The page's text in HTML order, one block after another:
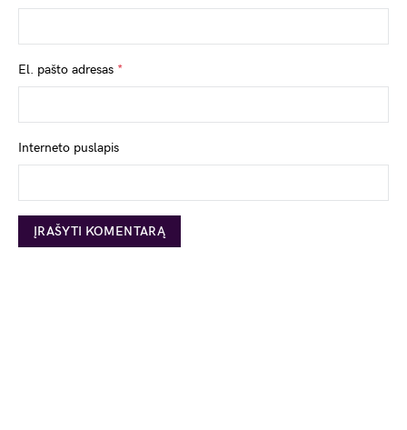
El. pašto adresas *
Interneto puslapis